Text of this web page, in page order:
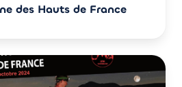
des Hauts de France